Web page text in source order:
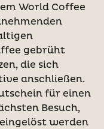
World Coffee
gebrüht
die sich
anschließen.
für einen
Besuch,
werden